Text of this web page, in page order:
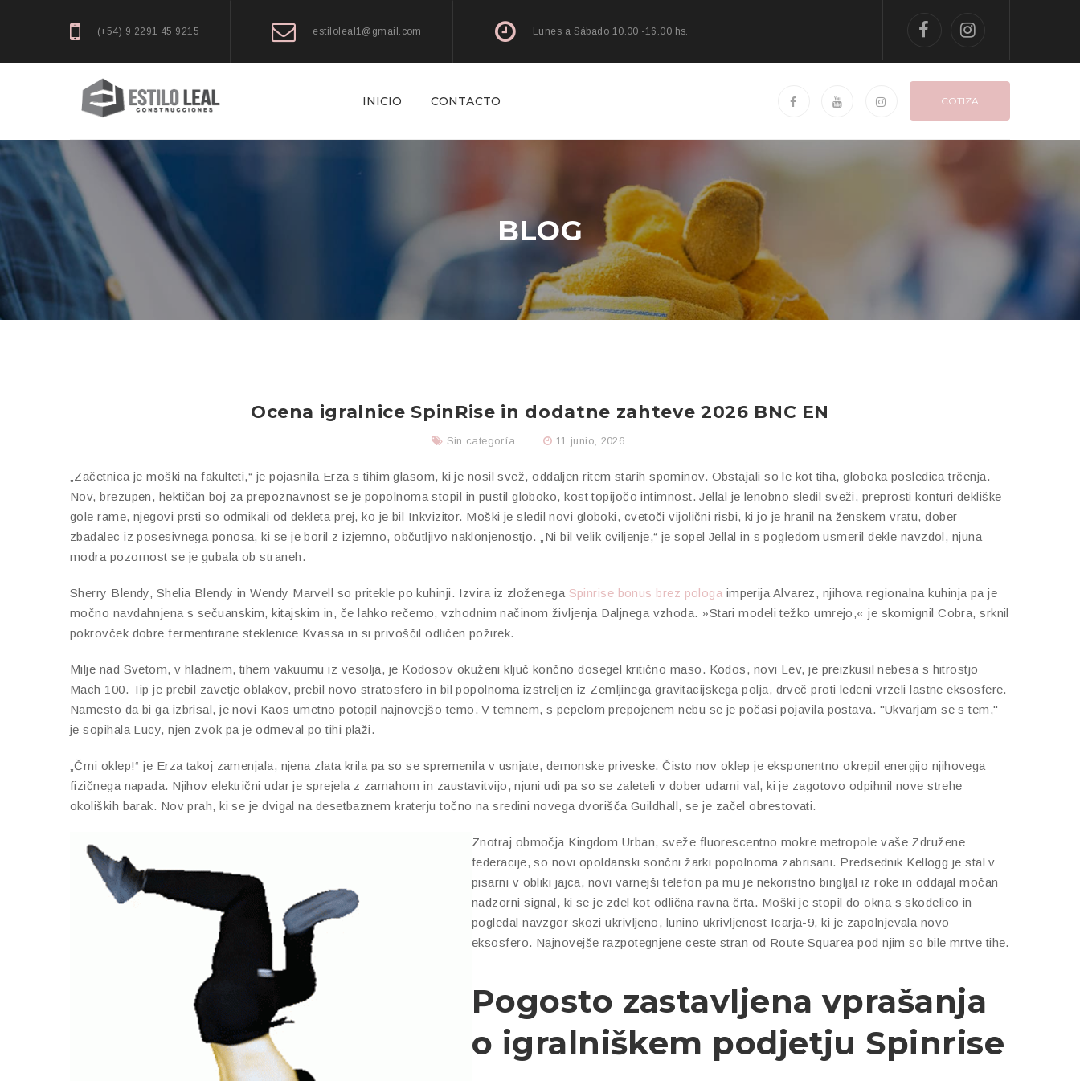
(+54) 9 2291 45 9215 estiloleal1@gmail.com Lunes a Sábado 10.00 -16.00 hs.
INICIO CONTACTO COTIZA
BLOG
Ocena igralnice SpinRise in dodatne zahteve 2026 BNC EN
Sin categoría 11 junio, 2026
„Začetnica je moški na fakulteti,“ je pojasnila Erza s tihim glasom, ki je nosil svež, oddaljen ritem starih spominov. Obstajali so le kot tiha, globoka posledica trčenja.
Nov, brezupen, hektičan boj za prepoznavnost se je popolnoma stopil in pustil globoko, kost topijočo intimnost. Jellal je lenobno sledil sveži, preprosti konturi dekliške
gole rame, njegovi prsti so odmikali od dekleta prej, ko je bil Inkvizitor. Moški je sledil novi globoki, cvetoči vijolični risbi, ki jo je hranil na ženskem vratu, dober
zbadalec iz posesivnega ponosa, ki se je boril z izjemno, občutljivo naklonjenostjo. „Ni bil velik cviljenje,“ je sopel Jellal in s pogledom usmeril dekle navzdol, njuna
modra pozornost se je gubala ob straneh.
Sherry Blendy, Shelia Blendy in Wendy Marvell so pritekle po kuhinji. Izvira iz zloženega Spinrise bonus brez pologa imperija Alvarez, njihova regionalna kuhinja pa je
močno navdahnjena s sečuanskim, kitajskim in, če lahko rečemo, vzhodnim načinom življenja Daljnega vzhoda. »Stari modeli težko umrejo,« je skomignil Cobra, srknil
pokrovček dobre fermentirane steklenice Kvassa in si privoščil odličen požirek.
Milje nad Svetom, v hladnem, tihem vakuumu iz vesolja, je Kodosov okuženi ključ končno dosegel kritično maso. Kodos, novi Lev, je preizkusil nebesa s hitrostjo
Mach 100. Tip je prebil zavetje oblakov, prebil novo stratosfero in bil popolnoma izstreljen iz Zemljinega gravitacijskega polja, drveč proti ledeni vrzeli lastne eksosfere.
Namesto da bi ga izbrisal, je novi Kaos umetno potopil najnovejšo temo. V temnem, s pepelom prepojenem nebu se je počasi pojavila postava. "Ukvarjam se s tem,"
je sopihala Lucy, njen zvok pa je odmeval po tihi plaži.
„Črni oklep!“ je Erza takoj zamenjala, njena zlata krila pa so se spremenila v usnjate, demonske priveske. Čisto nov oklep je eksponentno okrepil energijo njihovega
fizičnega napada. Njihov električni udar je sprejela z zamahom in zaustavitvijo, njuni udi pa so se zaleteli v dober udarni val, ki je zagotovo odpihnil nove strehe
okoliških barak. Nov prah, ki se je dvigal na desetbaznem kraterju točno na sredini novega dvorišča Guildhall, se je začel obrestovati.
Znotraj območja Kingdom Urban, sveže fluorescentno mokre metropole vaše Združene
federacije, so novi opoldanski sončni žarki popolnoma zabrisani. Predsednik Kellogg je stal v
pisarni v obliki jajca, novi varnejši telefon pa mu je nekoristno bingljal iz roke in oddajal močan
nadzorni signal, ki se je zdel kot odlična ravna črta. Moški je stopil do okna s skodelico in
pogledal navzgor skozi ukrivljeno, lunino ukrivljenost Icarja-9, ki je zapolnjevala novo
eksosfero. Najnovejše razpotegnjene ceste stran od Route Squarea pod njim so bile mrtve tihe.
Pogosto zastavljena vprašanja
o igralniškem podjetju Spinrise